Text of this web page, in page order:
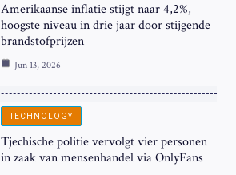
Amerikaanse inflatie stijgt naar 4,2%,
hoogste niveau in drie jaar door stijgende
brandstofprijzen
Jun 13, 2026
TECHNOLOGY
Tjechische politie vervolgt vier personen
in zaak van mensenhandel via OnlyFans